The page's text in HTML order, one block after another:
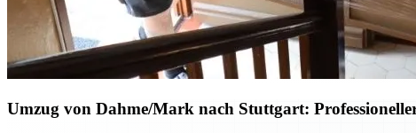
Umzug von Dahme/Mark nach Stuttgart: